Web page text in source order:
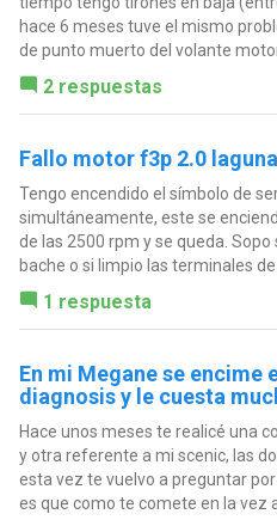
hace 6 meses tuve el mismo
de punto muerto del volante
2 respuestas
Fallo motor f3p 2.0 laguna
Tengo encendido el símbolo de
simultáneamente, este se
de las 2500 rpm y se queda.
bache o si limpio las terminales
1 respuesta
En mi Megane se
diagnosis y le cuesta
Hace unos meses te realicé una
y otra referente a mi scenic, las
esta vez te vuelvo a preguntar
es que como te comete en la vez